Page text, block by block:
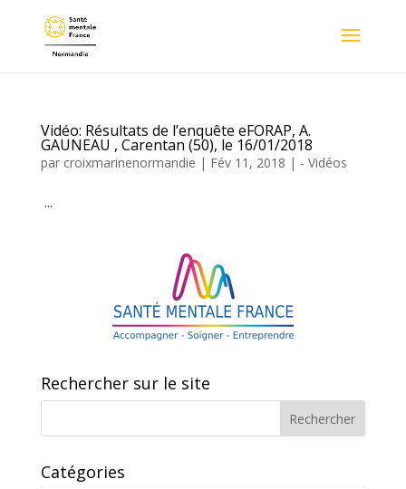
Vidéo: Résultats de l’enquête eFORAP, A.
GAUNEAU , Carentan (50), le 16/01/2018
par croixmarinenormandie | Fév 11, 2018 | - Vidéos
...
Rechercher sur le site
Catégories